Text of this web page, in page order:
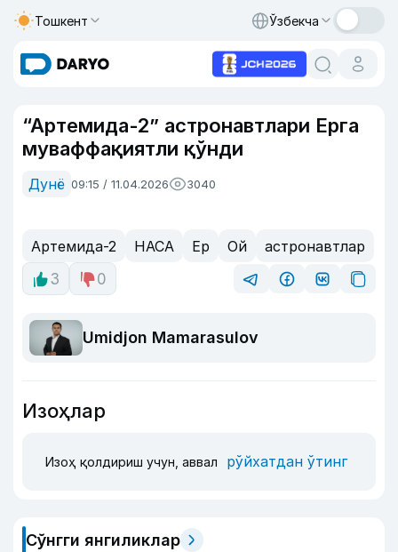
Тошкент Ўзбекча
“Артемида-2” астронавтлари Ерга
муваффақиятли қўнди
Дунё 09:15 / 11.04.2026 3040
Артемида-2 НАСА Ер Ой
астронавтлар
3
0
Umidjon Mamarasulov
Изоҳлар
Изоҳ қолдириш учун, аввал рўйхатдан ўтинг
Сўнгги янгиликлар